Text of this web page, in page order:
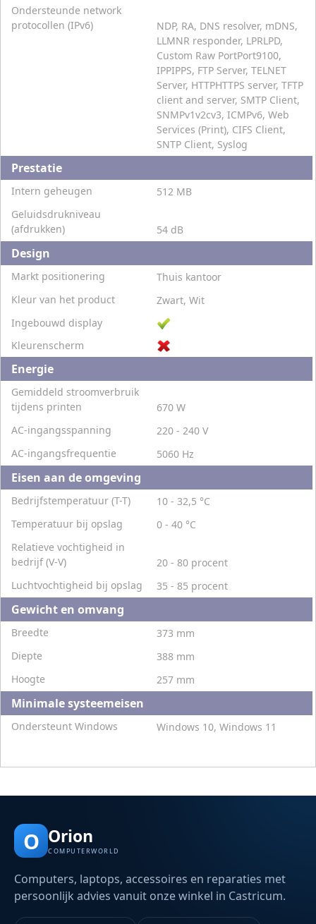
Ondersteunde network
protocollen (IPv6)
NDP, RA, DNS resolver, mDNS,
LLMNR responder, LPRLPD,
Custom Raw PortPort9100,
IPPIPPS, FTP Server, TELNET
Server, HTTPHTTPS server, TFTP
client and server, SMTP Client,
SNMPv1v2cv3, ICMPv6, Web
Services (Print), CIFS Client,
SNTP Client, Syslog
Prestatie
Intern geheugen
512 MB
Geluidsdrukniveau
(afdrukken)
54 dB
Design
Markt positionering
Thuis kantoor
Kleur van het product
Zwart, Wit
Ingebouwd display
Kleurenscherm
Energie
Gemiddeld stroomverbruik
tijdens printen
670 W
AC-ingangsspanning
220 - 240 V
AC-ingangsfrequentie
5060 Hz
Eisen aan de omgeving
Bedrijfstemperatuur (T-T)
10 - 32,5 °C
Temperatuur bij opslag
0 - 40 °C
Relatieve vochtigheid in
bedrijf (V-V)
20 - 80 procent
Luchtvochtigheid bij opslag
35 - 85 procent
Gewicht en omvang
Breedte
373 mm
Diepte
388 mm
Hoogte
257 mm
Minimale systeemeisen
Ondersteunt Windows Windows 10, Windows 11
O Orion
COMPUTERWORLD
Computers, laptops, accessoires en reparaties met
persoonlijk advies vanuit onze winkel in Castricum.